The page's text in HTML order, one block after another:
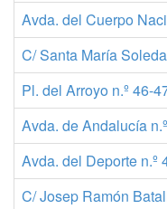
Avda. del Cuerpo
C/ Santa María
Pl. del Arroyo n.º 46-
Avda. de Andalucía
Avda. del Deporte n.º
C/ Josep Ramón